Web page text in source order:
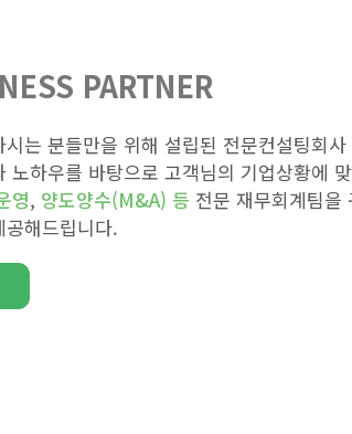
PARTNER
는 분들만을 위해 설립된 전문컨설팅회
노하우를 바탕으로 고객님의 기업상황에
영, 양도양수(M&A) 등 전문 재무회계팀을
해드립니다.